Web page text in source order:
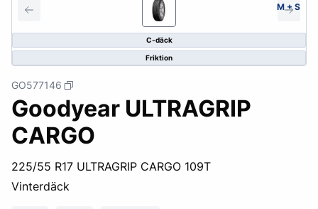
C-däck
Friktion
M + S
GO577146
Goodyear ULTRAGRIP
CARGO
225/55 R17 ULTRAGRIP CARGO 109T
Vinterdäck